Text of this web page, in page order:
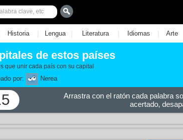
Historia | Lengua | Literatura | Idiomas | Arte
de estos países
que unir cada país con su capital
por: Nerea
Arrastra con el ratón cada palabra
acertado,